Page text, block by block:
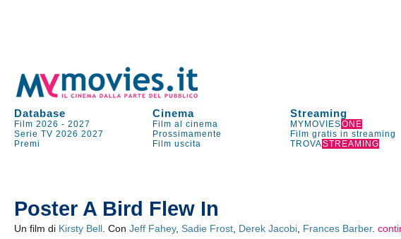
Database Cinema Streaming
Film 2026 -2027 Film al cinema MYMOVIESONE
Serie TV 2026 2027 Prossimamente Film gratis in streaming
Premi
Film uscita TROVASTREAMING
Poster A Bird Flew In
Un film di Kirsty Bell . ConJeff Fahey,Sadie Frost Derek Jacobi Frances Barber.